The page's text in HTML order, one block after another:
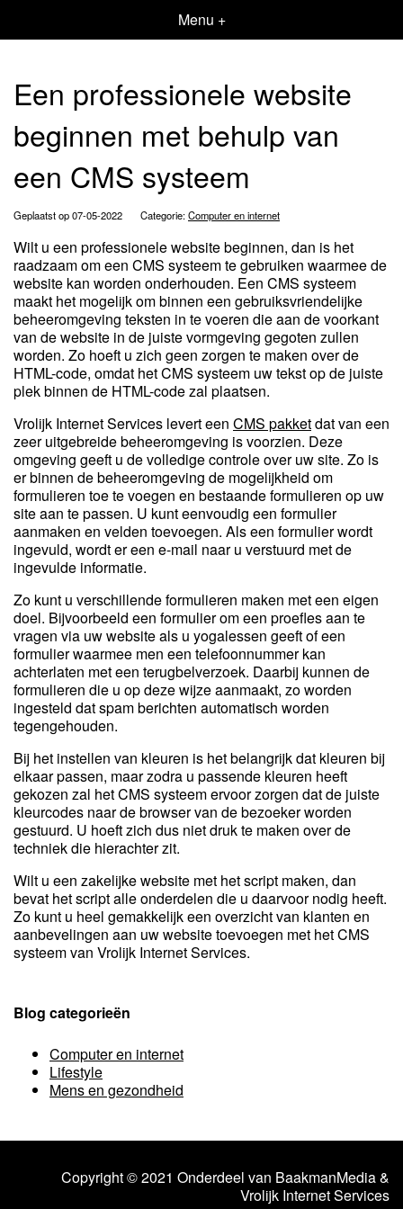
Menu +
Een professionele website
beginnen met behulp van
een CMS systeem
Geplaatst op 07-05-2022 Categorie:Computer en internet
Wilt u een professionele website beginnen, dan is het
raadzaam om een CMS systeem te gebruiken waarmee de
website kan worden onderhouden. Een CMS systeem
maakt het mogelijk om binnen een gebruiksvriendelijke
beheeromgeving teksten in te voeren die aan de voorkant
van de website in de juiste vormgeving gegoten zullen
worden. Zo hoeft u zich geen zorgen te maken over de
HTML-code, omdat het CMS systeem uw tekst op de juiste
plek binnen de HTML-code zal plaatsen.
Vrolijk Internet Services levert een CMS pakketdat van een
zeer uitgebreide beheeromgeving is voorzien. Deze
omgeving geeft u de volledige controle over uw site. Zo is
er binnen de beheeromgeving de mogelijkheid om
formulieren toe te voegen en bestaande formulieren op uw
site aan te passen. U kunt eenvoudig een formulier
aanmaken en velden toevoegen. Als een formulier wordt
ingevuld, wordt er een e-mail naar u verstuurd met de
ingevulde informatie.
Zo kunt u verschillende formulieren maken met een eigen
doel. Bijvoorbeeld een formulier om een proefles aan te
vragen via uw website als u yogalessen geeft of een
formulier waarmee men een telefoonnummer kan
achterlaten met een terugbelverzoek. Daarbij kunnen de
formulieren die u op deze wijze aanmaakt, zo worden
ingesteld dat spam berichten automatisch worden
tegengehouden.
Bij het instellen van kleuren is het belangrijk dat kleuren bij
elkaar passen, maar zodra u passende kleuren heeft
gekozen zal het CMS systeem ervoor zorgen dat de juiste
kleurcodes naar de browser van de bezoeker worden
gestuurd. U hoeft zich dus niet druk te maken over de
techniek die hierachter zit.
Wilt u een zakelijke website met het script maken, dan
bevat het script alle onderdelen die u daarvoor nodig heeft.
Zo kunt u heel gemakkelijk een overzicht van klanten en
aanbevelingen aan uw website toevoegen met het CMS
systeem van Vrolijk Internet Services.
Blog categorieën
Computer en internet
Lifestyle
Mens en gezondheid
Copyright © 2021 Onderdeel van BaakmanMedia&
Vrolijk Internet Services